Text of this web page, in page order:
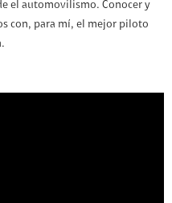
el automovilismo. Conocer y
con, para mí, el mejor piloto